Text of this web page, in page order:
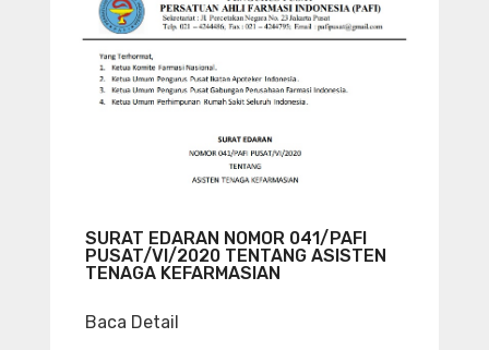
SURAT EDARAN NOMOR 041/PAFI
PUSAT/VI/2020 TENTANG ASISTEN
TENAGA KEFARMASIAN
Baca Detail